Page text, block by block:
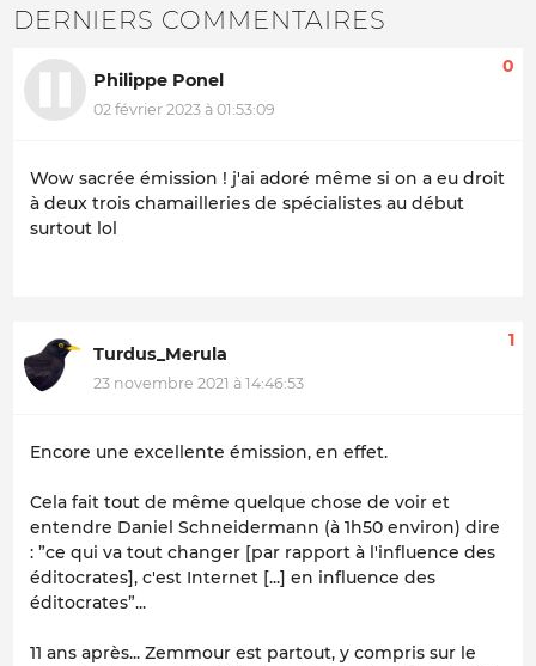
DERNIERS COMMENTAIRES
Philippe Ponel
02 février 2023 à 01:53:09
0
Wow sacrée émission ! j'ai adoré même si on a eu droit
à deux trois chamailleries de spécialistes au début
surtout lol
Turdus_Merula
23 novembre 2021 à 14:46:53
1
Encore une excellente émission, en effet.
Cela fait tout de même quelque chose de voir et
entendre Daniel Schneidermann (à 1h50 environ) dire
: ”ce qui va tout changer [par rapport à l'influence des
éditocrates], c'est Internet [...] en influence des
éditocrates”...
11 ans après... Zemmour est partout, y compris sur le